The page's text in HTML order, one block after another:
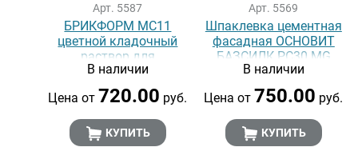
Арт. 5587
БРИКФОРМ MC11
цветной кладочный
раствор для
облицовочного кирпича
ОСНОВИТ
В наличии
Цена от 720.00 руб.
КУПИТЬ
Арт. 5569
Шпаклевка цементная
фасадная ОСНОВИТ
БАЗСИЛК PC30 MG
В наличии
Цена от 750.00 руб.
КУПИТЬ